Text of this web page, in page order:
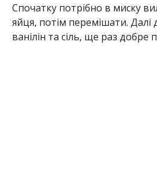
Спочатку потрібно в миску
яйця, потім перемішати. Далі
ванілін та сіль, ще раз добре